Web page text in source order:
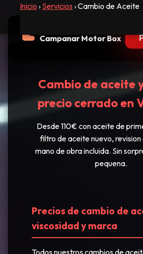
Campanar Motor Box
Inicio › Servicios› Cambio de Aceite
Cambio de aceite
precio cerrado en
Desde 110€ con aceite de
filtro de aceite nuevo, revision
mano de obra incluida. Sin
pequena.
Precios de cambio de
viscosidad y marca
Todos nuestros cambios de